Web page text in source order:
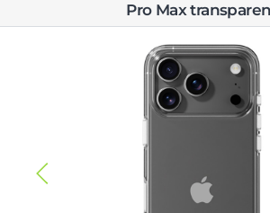
Series pro
Pro Max